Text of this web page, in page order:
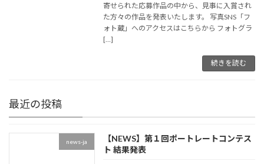
寄せられた応募作品の中から、見事に入賞され
た方々の作品を発表いたします。 写真SNS「フ
ォト蔵」へのアクセスはこちらから フォトグラ
[…]
続きを読む
最近の投稿
news-ja
【NEWS】第１回ポートレートコンテス
ト 結果発表